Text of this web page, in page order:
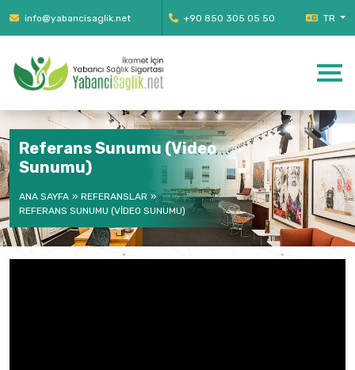
info@yabancisaglik.net +90 850 305 05 50 TR
Referans Sunumu (Video
Sunumu)
ANA SAYFA
REFERANSLAR
REFERANS SUNUMU (VIDEO SUNUMU)